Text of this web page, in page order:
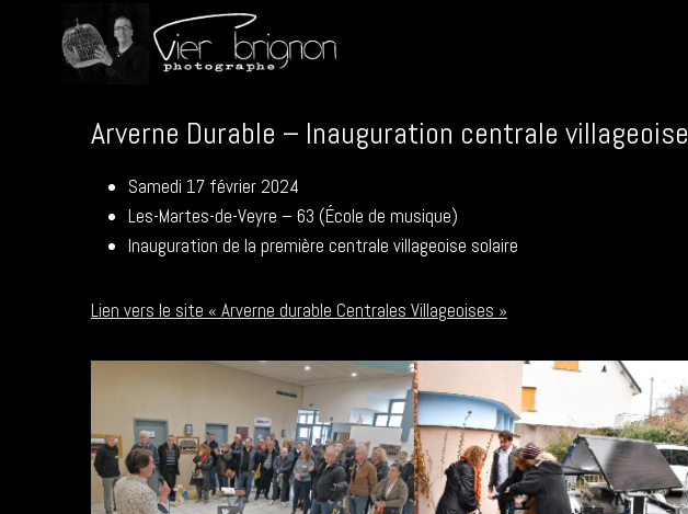
.
Arverne Durable – Inauguration centrale villageoise
Samedi 17 février 2024
Les-Martes-de-Veyre – 63 (École de musique)
Inauguration de la première centrale villageoise solaire
Lien vers le site « Arverne durable Centrales Villageoises »